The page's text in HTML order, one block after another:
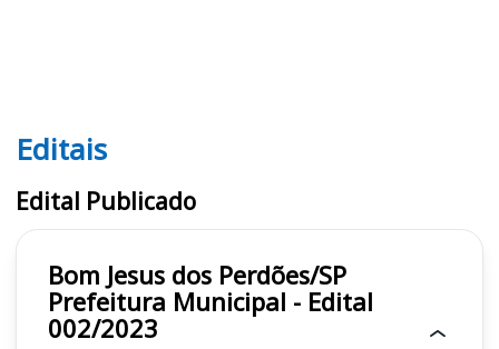
Editais
Editais
Edital Publicado
Bom Jesus dos Perdões/SP
Prefeitura Municipal - Edital
002/2023